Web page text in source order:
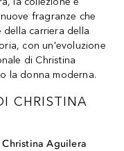
fragranze che
carriera della
con un'evoluzione
di Christina
la donna moderna.
CHRISTINA
Aguilera